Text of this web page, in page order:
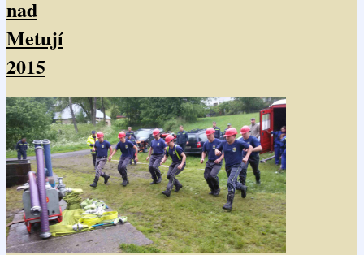
nad
Metují
2015